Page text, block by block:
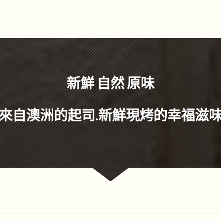
新鮮 自然 原味
自澳洲的起司.新鮮現烤的幸福滋